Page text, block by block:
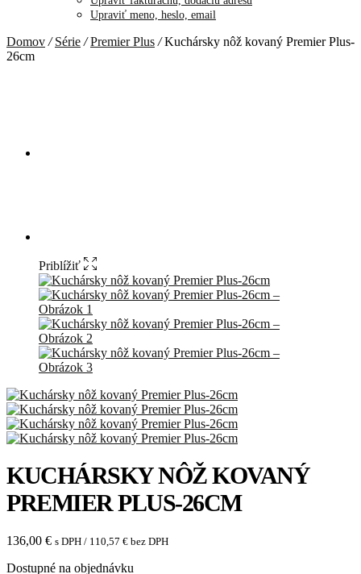
Upraviť meno, heslo, email
Domov / Série / Premier Plus /Kuchársky nôž kovaný Premier Plus-
26cm
Priblížiť
KUCHÁRSKY NÔŽ KOVANÝ
PREMIER PLUS-26CM
136,00 € s DPH / 110,57 € bez DPH
Dostupné na objednávku